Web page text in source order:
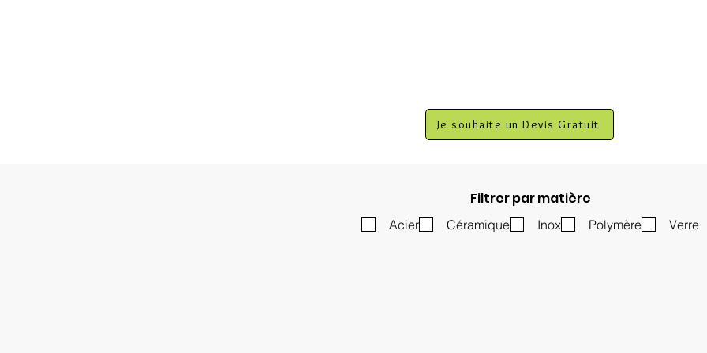
Je souhaite un Devis Gratuit
Filtrer par matière
Acier Céramique Inox Polymère Verre